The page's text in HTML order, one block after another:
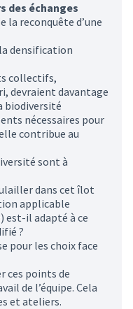
des échanges
la reconquête d’une
densification
collectifs,
devraient davantage
biodiversité
nécessaires pour
contribue au
sont à
dans cet îlot
applicable
est-il adapté à ce
?
pour les choix face
ces points de
de l’équipe. Cela
et ateliers.